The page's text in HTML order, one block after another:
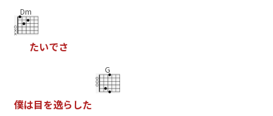
Dm
たいでさ
僕は目を逸ら した
G